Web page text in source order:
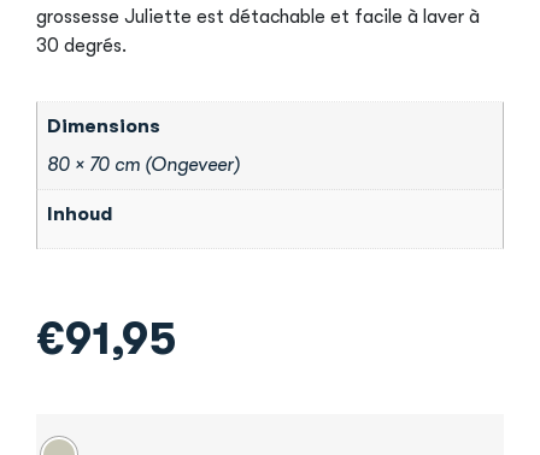
grossesse Juliette est détachable et facile à laver à
30 degrés.
Dimensions
80 × 70 cm (Ongeveer)
Inhoud
€91,95